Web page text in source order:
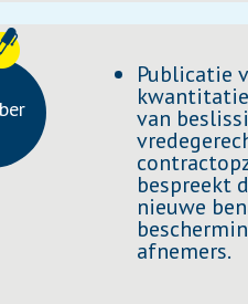
Publicatie
van
bespreekt
nieuwe
afnemers.